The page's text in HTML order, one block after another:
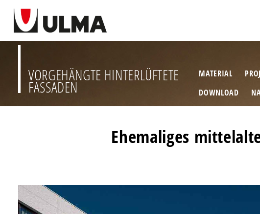
VORGEHÄNGTE HINTERLÜFTETE
FASSADEN
MATERIAL
DOWNLOAD
Ehemaliges